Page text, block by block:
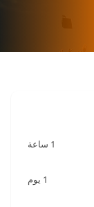
1 ساعة
1 يوم